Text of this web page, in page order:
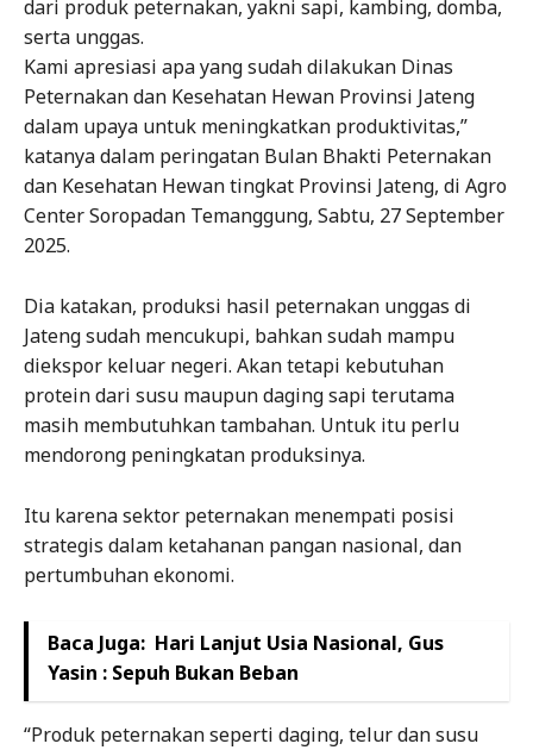
dari produk peternakan, yakni sapi, kambing, domba,
serta unggas.
Kami apresiasi apa yang sudah dilakukan Dinas
Peternakan dan Kesehatan Hewan Provinsi Jateng
dalam upaya untuk meningkatkan produktivitas,”
katanya dalam peringatan Bulan Bhakti Peternakan
dan Kesehatan Hewan tingkat Provinsi Jateng, di Agro
Center Soropadan Temanggung, Sabtu, 27 September
2025.
Dia katakan, produksi hasil peternakan unggas di
Jateng sudah mencukupi, bahkan sudah mampu
diekspor keluar negeri. Akan tetapi kebutuhan
protein dari susu maupun daging sapi terutama
masih membutuhkan tambahan. Untuk itu perlu
mendorong peningkatan produksinya.
Itu karena sektor peternakan menempati posisi
strategis dalam ketahanan pangan nasional, dan
pertumbuhan ekonomi.
Baca Juga: Hari Lanjut Usia Nasional, Gus
Yasin : Sepuh Bukan Beban
“Produk peternakan seperti daging, telur dan susu